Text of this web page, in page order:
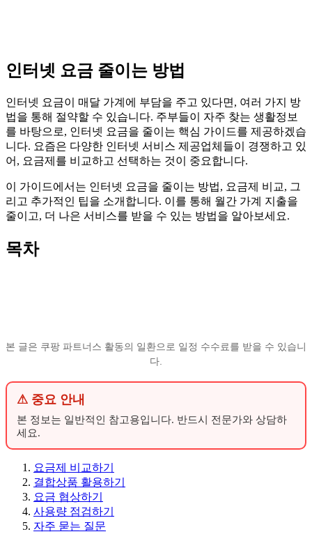
인터넷 요금 줄이는 방법
인터넷 요금이 매달 가계에 부담을 주고 있다면, 여러 가지 방
법을 통해 절약할 수 있습니다. 주부들이 자주 찾는 생활정보
를 바탕으로, 인터넷 요금을 줄이는 핵심 가이드를 제공하겠습
니다. 요즘은 다양한 인터넷 서비스 제공업체들이 경쟁하고 있
어, 요금제를 비교하고 선택하는 것이 중요합니다.
이 가이드에서는 인터넷 요금을 줄이는 방법, 요금제 비교, 그
리고 추가적인 팁을 소개합니다. 이를 통해 월간 가계 지출을
줄이고, 더 나은 서비스를 받을 수 있는 방법을 알아보세요.
목차
본 글은 쿠팡 파트너스 활동의 일환으로 일정 수수료를 받을 수 있습니
다.
⚠ 중요 안내
본 정보는 일반적인 참고용입니다. 반드시 전문가와 상담하
세요.
요금제 비교하기
결합상품 활용하기
요금 협상하기
사용량 점검하기
자주 묻는 질문